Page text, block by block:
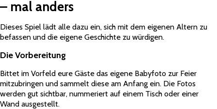
– mal anders
Dieses Spiel lädt alle dazu ein, sich mit dem eigenen Altern zu
befassen und die eigene Geschichte zu würdigen.
Die Vorbereitung
Bittet im Vorfeld eure Gäste das eigene Babyfoto zur Feier
mitzubringen und sammelt diese am Anfang ein. Die Fotos
werden gut sichtbar, nummeriert auf einem Tisch oder einer
Wand ausgestellt.